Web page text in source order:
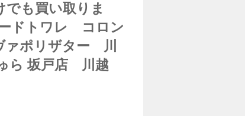
も買い取りま
ドトワレ コロン
ァポリザター 川
ら 坂戸店 川越